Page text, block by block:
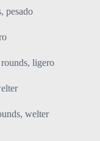
pesado
ligero
welter